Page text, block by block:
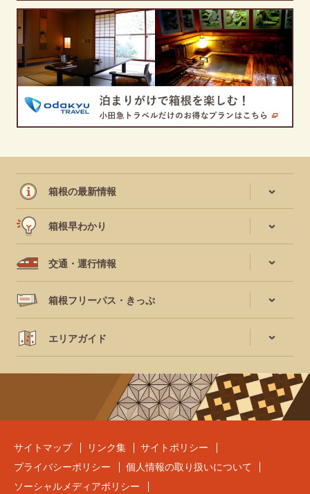
箱根の最新情報
箱根早わかり
交通・運行情報
箱根フリーパス・きっぷ
エリアガイド
サイトマップ リンク集
サイトポリシー
プライバシーポリシー
個人情報の取り扱いについて
ソーシャルメディアポリシー